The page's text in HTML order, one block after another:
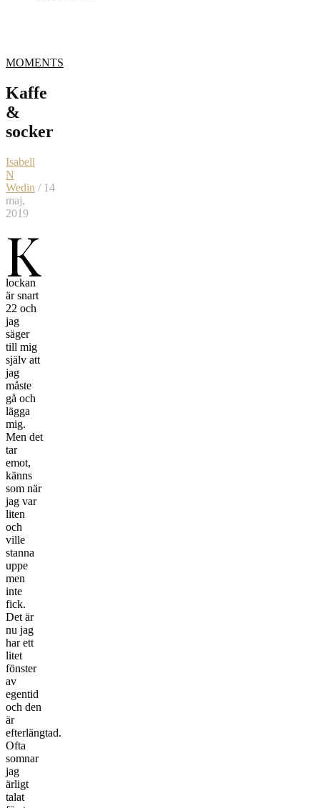
MOMENTS
Kaffe
&
socker
Isabell
N
Wedin / 14
maj,
2019
K
lockan
är snart
22 och
jag
säger
till mig
själv att
jag
måste
gå och
lägga
mig.
Men det
tar
emot,
känns
som när
jag var
liten
och
ville
stanna
uppe
men
inte
fick.
Det är
nu jag
har ett
litet
fönster
av
egentid
och den
är
efterlängtad.
Ofta
somnar
jag
ärligt
talat